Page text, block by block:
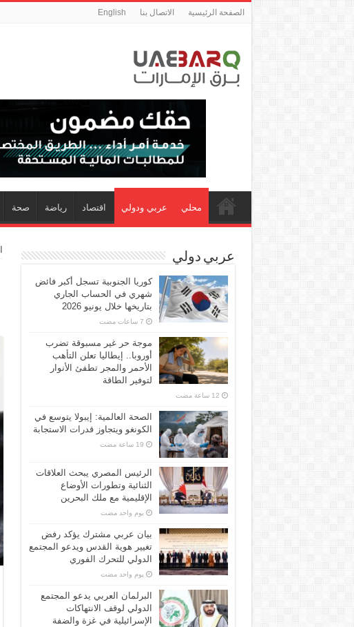
الصفحة الرئيسية الاتصال بنا English
محلي عربي ودولي اقتصاد رياضة صحة
عربي دولي
كوريا الجنوبية تسجل أكبر فائض
شهري في الحساب الجاري
بتاريخها خلال يونيو 2026
موجة حر غير مسبوقة تضرب
أوروبا.. إيطاليا تعلن التأهب
الأحمر والمجر تطفئ الأنوار
لتوفير الطاقة
الصحة العالمية: إيبولا يتوسع في
الكونغو ويتجاوز قدرات الاستجابة
الرئيس المصري يبحث العلاقات
الثنائية وتطورات الأوضاع
الإقليمية مع ملك البحرين
‏يوم واحد مضت
بيان عربي مشترك يؤكد رفض
تغيير هوية القدس ويدعو المجتمع
الدولي للتحرك الفوري
‏يوم واحد مضت
البرلمان العربي يدعو المجتمع
الدولي لوقف الانتهاكات
الإسرائيلية في غزة والضفة